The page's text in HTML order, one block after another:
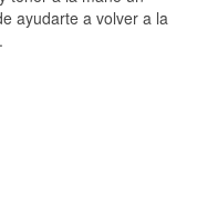
ayudarte a volver a la